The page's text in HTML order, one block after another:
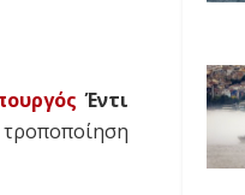
Έντι
τροποποίηση